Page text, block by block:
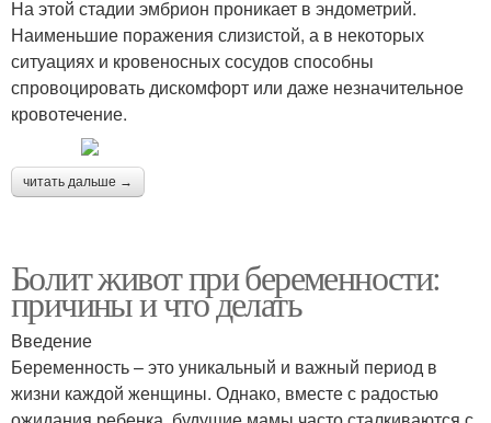
На этой стадии эмбрион проникает в эндометрий.
Наименьшие поражения слизистой, а в некоторых
ситуациях и кровеносных сосудов способны
спровоцировать дискомфорт или даже незначительное
кровотечение.
читать дальше →
Болит живот при беременности:
причины и что делать
Введение
Беременность – это уникальный и важный период в
жизни каждой женщины. Однако, вместе с радостью